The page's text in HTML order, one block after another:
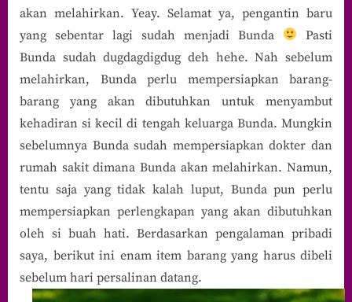
Barang
Harus
Dimiliki
Sebelum
akan melahirkan. Yeay. Selamat ya, pengantin baru
yang sebentar lagi sudah menjadi Bunda
Pasti
Bunda sudah dugdagdigdug deh hehe. Nah sebelum
melahirkan, Bunda perlu mempersiapkan barang-
barang yang akan dibutuhkan untuk menyambut
kehadiran si kecil di tengah keluarga Bunda. Mungkin
sebelumnya Bunda sudah mempersiapkan dokter dan
rumah sakit dimana Bunda akan melahirkan. Namun,
tentu saja yang tidak kalah luput, Bunda pun perlu
mempersiapkan perlengkapan yang akan dibutuhkan
oleh si buah hati. Berdasarkan pengalaman pribadi
saya, berikut ini enam item barang yang harus dibeli
sebelum hari persalinan datang.